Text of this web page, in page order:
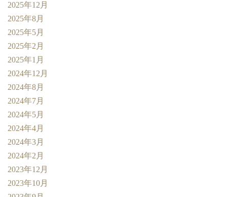
2025年12月
2025年8月
2025年5月
2025年2月
2025年1月
2024年12月
2024年8月
2024年7月
2024年5月
2024年4月
2024年3月
2024年2月
2023年12月
2023年10月